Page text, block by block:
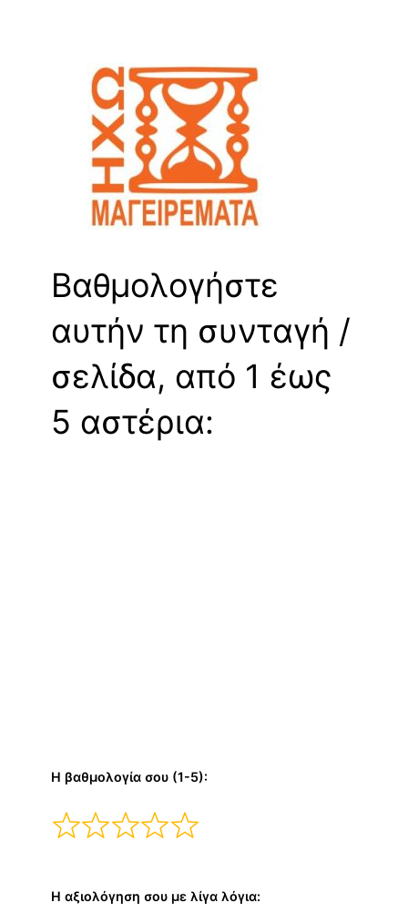
Βαθμολογήστε
αυτήν τη συνταγή /
σελίδα, από 1 έως
5 αστέρια:
Η βαθμολογία σου (1-5):
Η αξιολόγηση σου με λίγα λόγια: